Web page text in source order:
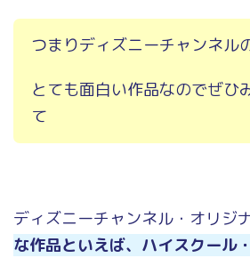
つまりディズニーチャンネル
とても面白い作品なのでぜひ
て
ディズニーチャンネル・オリジ
な作品といえば、ハイスクール